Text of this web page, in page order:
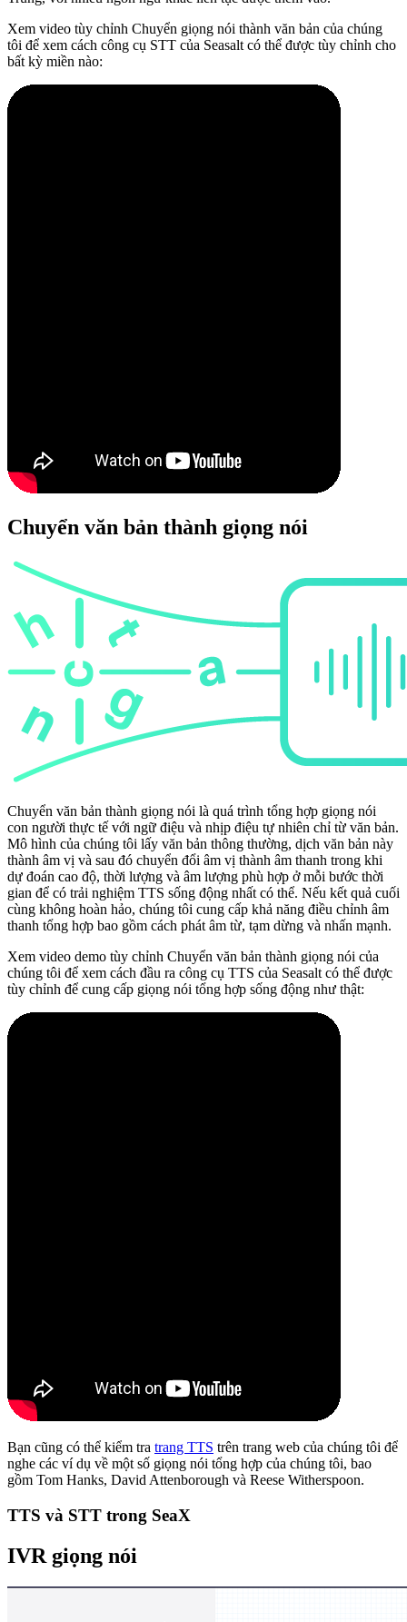
Xem video tùy chỉnh Chuyển giọng nói thành văn bản của chúng
tôi để xem cách công cụ STT của Seasalt có thể được tùy chỉnh cho
bất kỳ miền nào:
Chuyển văn bản thành giọng nói
Chuyển văn bản thành giọng nói là quá trình tổng hợp giọng nói
con người thực tế với ngữ điệu và nhịp điệu tự nhiên chỉ từ văn bản.
Mô hình của chúng tôi lấy văn bản thông thường, dịch văn bản này
thành âm vị và sau đó chuyển đổi âm vị thành âm thanh trong khi
dự đoán cao độ, thời lượng và âm lượng phù hợp ở mỗi bước thời
gian để có trải nghiệm TTS sống động nhất có thể. Nếu kết quả cuối
cùng không hoàn hảo, chúng tôi cung cấp khả năng điều chỉnh âm
thanh tổng hợp bao gồm cách phát âm từ, tạm dừng và nhấn mạnh.
Xem video demo tùy chỉnh Chuyển văn bản thành giọng nói của
chúng tôi để xem cách đầu ra công cụ TTS của Seasalt có thể được
tùy chỉnh để cung cấp giọng nói tổng hợp sống động như thật:
Bạn cũng có thể kiểm tra trang TTS trên trang web của chúng tôi để
nghe các ví dụ về một số giọng nói tổng hợp của chúng tôi, bao
gồm Tom Hanks, David Attenborough và Reese Witherspoon.
TTS và STT trong SeaX
IVR giọng nói